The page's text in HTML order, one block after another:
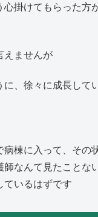
心掛けてもらった方
えませんが
に、徐々に成長し
棟に入って、その
師なんて見たことな
ているはずです